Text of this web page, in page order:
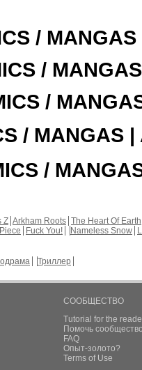
/
/
/
/ MANGAS |
/
Z Arkham Roots The Heart Of Earth
Fuck You! Nameless Snow
Триллер
СООБЩЕСТВО
Tutorial for the
Помочь
FAQ
Опыт-золото?
Terms of Use